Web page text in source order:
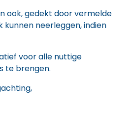
ook, gedekt door vermelde
kunnen neerleggen, indien
voor alle nuttige
te brengen.